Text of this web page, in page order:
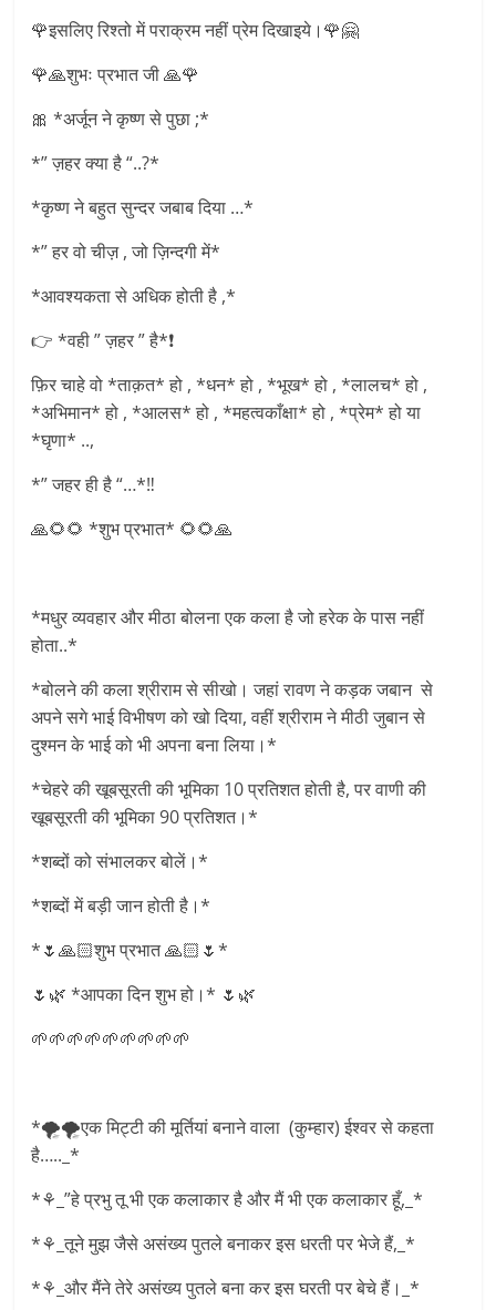
🌹इसलिए रिश्तो में पराक्रम नहीं प्रेम दिखाइये।🌹🤗
🌹🙏शुभः प्रभात जी 🙏🌹
🎀 *अर्जून ने कृष्ण से पुछा ;*
*” ज़हर क्या है “..?*
*कृष्ण ने बहुत सुन्दर जबाब दिया …*
*” हर वो चीज़ , जो ज़िन्दगी में*
*आवश्यकता से अधिक होती है ,*
👉 *वही ” ज़हर ” है*❗
फ़िर चाहे वो *ताक़त* हो , *धन* हो , *भूख* हो , *लालच* हो ,
*अभिमान* हो , *आलस* हो , *महत्वकाँक्षा* हो , *प्रेम* हो या
*घृणा* ..,
*” जहर ही है “…*‼
🙏🌻🌻 *शुभ प्रभात* 🌻🌻🙏
*मधुर व्यवहार और मीठा बोलना एक कला है जो हरेक के पास नहीं
होता..*
*बोलने की कला श्रीराम से सीखो। जहां रावण ने कड़क जबान से
अपने सगे भाई विभीषण को खो दिया, वहीं श्रीराम ने मीठी जुबान से
दुश्मन के भाई को भी अपना बना लिया।*
*चेहरे की खूबसूरती की भूमिका 10 प्रतिशत होती है, पर वाणी की
खूबसूरती की भूमिका 90 प्रतिशत।*
*शब्दों को संभालकर बोलें।*
*शब्दों में बड़ी जान होती है।*
*🌷🙏🏻शुभ प्रभात 🙏🏻🌷*
🌷🌿 *आपका दिन शुभ हो।* 🌷🌿
🌱🌱🌱🌱🌱🌱🌱🌱🌱
*🌪🌪एक मिट्टी की मूर्तियां बनाने वाला (कुम्हार) ईश्वर से कहता
है….._*
*⚘_”हे प्रभु तू भी एक कलाकार है और मैं भी एक कलाकार हूँ,_*
*⚘_तूने मुझ जैसे असंख्य पुतले बनाकर इस धरती पर भेजे हैं,_*
*⚘_और मैंने तेरे असंख्य पुतले बना कर इस घरती पर बेचे हैं।_*